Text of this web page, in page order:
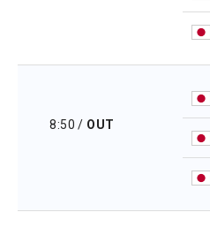
8:50 / OUT